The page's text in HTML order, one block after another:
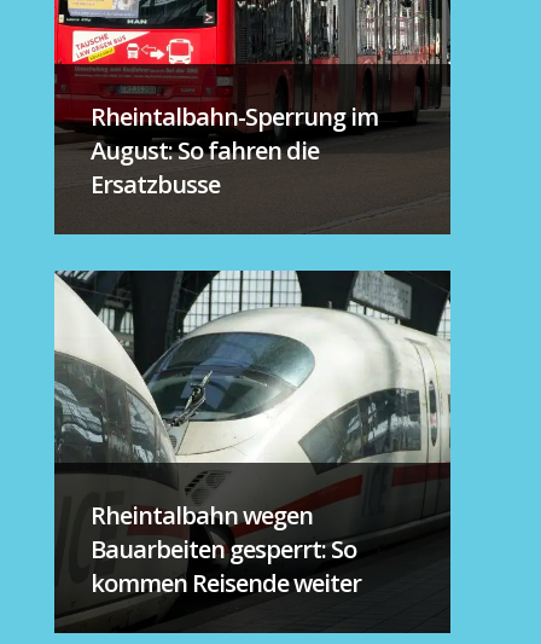
Rheintalbahn-Sperrung im
August: So fahren die
Ersatzbusse
Rheintalbahn wegen
Bauarbeiten gesperrt: So
kommen Reisende weiter